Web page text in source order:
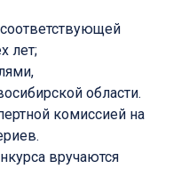
лет;
области.
комиссией на
вручаются